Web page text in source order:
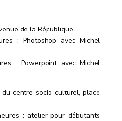
de la République.
: Photoshop avec Michel
: Powerpoint avec Michel
centre socio-culturel, place
: atelier pour débutants